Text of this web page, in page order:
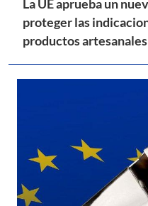
La UE aprueba un
proteger las
productos